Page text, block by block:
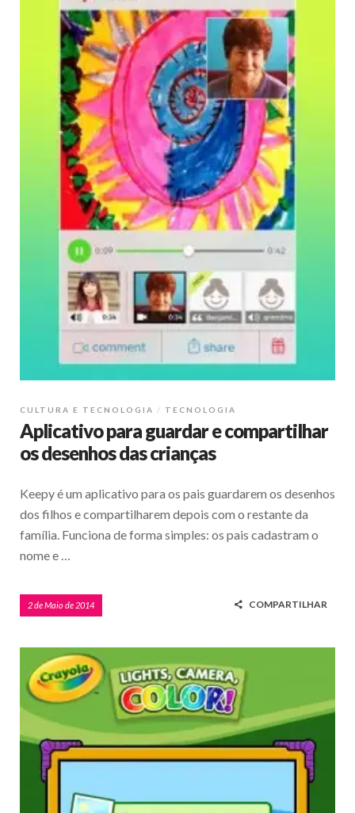
CULTURA E TECNOLOGIA TECNOLOGIA
Aplicativo para guardar e compartilhar
os desenhos das crianças
Keepy é um aplicativo para os pais guardarem os desenhos
dos filhos e compartilharem depois com o restante da
família. Funciona de forma simples: os pais cadastram o
nome e …
2 de Maio de 2014 COMPARTILHAR